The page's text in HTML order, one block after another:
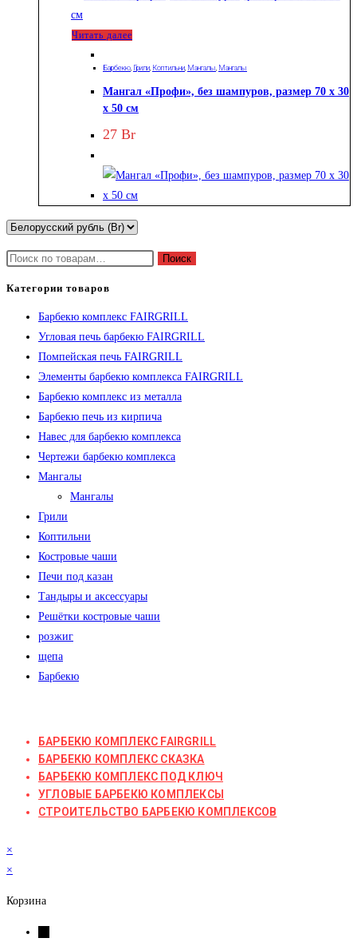
Читать далее
Барбекю, Грили, Коптильни, Мангалы, Мангалы
Мангал «Профи», без шампуров, размер 70 х 30
х 50 см
27 Br
Искать: Поиск
Категории товаров
Барбекю комплекс FAIRGRILL
Угловая печь барбекю FAIRGRILL
Помпейская печь FAIRGRILL
Элементы барбекю комплекса FAIRGRILL
Барбекю комплекс из металла
Барбекю печь из кирпича
Навес для барбекю комплекса
Чертежи барбекю комплекса
Мангалы
Мангалы
Грили
Коптильни
Костровые чаши
Печи под казан
Тандыры и аксессуары
Решётки костровые чаши
розжиг
щепа
Барбекю
БАРБЕКЮ КОМПЛЕКС FAIRGRILL
БАРБЕКЮ КОМПЛЕКС СКАЗКА
БАРБЕКЮ КОМПЛЕКС ПОД КЛЮЧ
УГЛОВЫЕ БАРБЕКЮ КОМПЛЕКСЫ
СТРОИТЕЛЬСТВО БАРБЕКЮ КОМПЛЕКСОВ
×
×
Корзина